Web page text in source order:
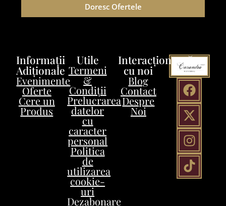
Doresc Ofertele
Interacționează
cu noi
Blog
Contact
Despre
Noi
Utile
Termeni
&
Condiții
Prelucrarea
datelor
cu
caracter
personal
Politica
de
utilizarea
cookie-
uri
Dezabonare
Informații
Adiționale
Evenimente
Oferte
Cere un
Produs